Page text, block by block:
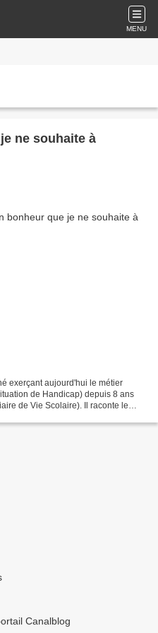
MENU
ne souhaite à
exerçant aujourd'hui le métier
de Handicap) depuis 8 ans
de Vie Scolaire). Il raconte le
Canalblog